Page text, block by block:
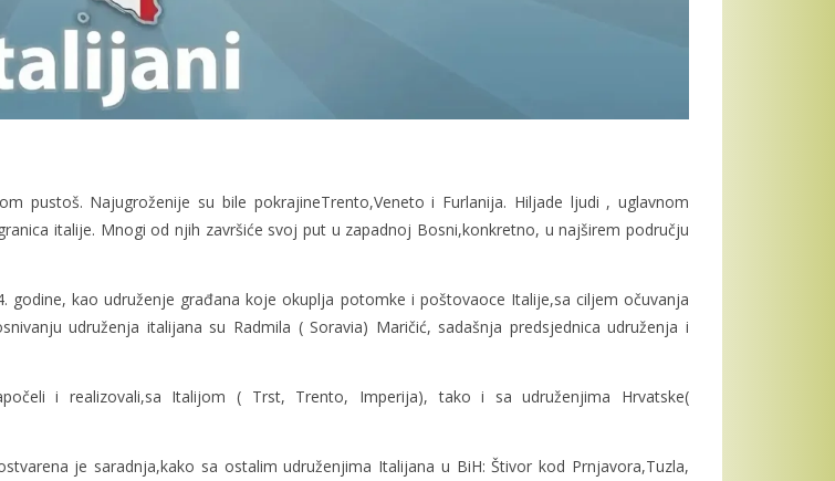
pustoš. Najugroženije su bile pokrajineTrento,Veneto i Furlanija. Hiljade ljudi , uglavnom
italije. Mnogi od njih završiće svoj put u zapadnoj Bosni,konkretno, u najširem području
kao udruženje građana koje okuplja potomke i poštovaoce Italije,sa ciljem očuvanja
udruženja italijana su Radmila ( Soravia) Maričić, sadašnja predsjednica udruženja i
i realizovali,sa Italijom ( Trst, Trento, Imperija), tako i sa udruženjima Hrvatske(
je saradnja,kako sa ostalim udruženjima Italijana u BiH: Štivor kod Prnjavora,Tuzla,